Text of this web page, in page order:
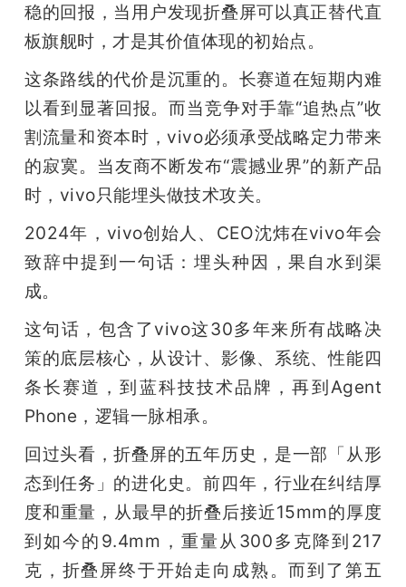
稳的回报，当用户发现折叠屏可以真正替代直
板旗舰时，才是其价值体现的初始点。
这条路线的代价是沉重的。长赛道在短期内难
以看到显著回报。而当竞争对手靠“追热点”收
割流量和资本时，vivo必须承受战略定力带来
的寂寞。当友商不断发布“震撼业界”的新产品
时，vivo只能埋头做技术攻关。
2024年，vivo创始人、CEO沈炜在vivo年会
致辞中提到一句话：埋头种因，果自水到渠
成。
这句话，包含了vivo这30多年来所有战略决
策的底层核心，从设计、影像、系统、性能四
条长赛道，到蓝科技技术品牌，再到Agent
Phone，逻辑一脉相承。
回过头看，折叠屏的五年历史，是一部「从形
态到任务」的进化史。前四年，行业在纠结厚
度和重量，从最早的折叠后接近15mm的厚度
到如今的9.4mm，重量从300多克降到217
克，折叠屏终于开始走向成熟。而到了第五